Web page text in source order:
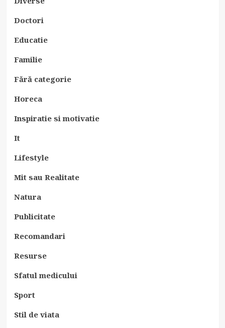
Doctori
Educatie
Familie
Fără categorie
Horeca
Inspiratie si motivatie
It
Lifestyle
Mit sau Realitate
Natura
Publicitate
Recomandari
Resurse
Sfatul medicului
Sport
Stil de viata